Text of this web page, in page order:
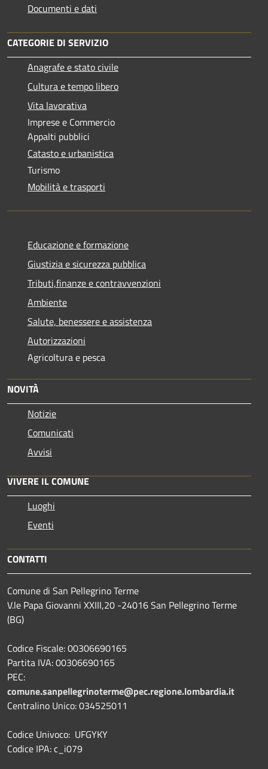
Documenti e dati
CATEGORIE DI SERVIZIO
Anagrafe e stato civile
Cultura e tempo libero
Vita lavorativa
Imprese e Commercio
Appalti pubblici
Catasto e urbanistica
Turismo
Mobilità e trasporti
Educazione e formazione
Giustizia e sicurezza pubblica
Tributi,finanze e contravvenzioni
Ambiente
Salute, benessere e assistenza
Autorizzazioni
Agricoltura e pesca
NOVITÀ
Notizie
Comunicati
Avvisi
VIVERE IL COMUNE
Luoghi
Eventi
CONTATTI
Comune di San Pellegrino Terme
V.le Papa Giovanni XXIII,20 -24016 San Pellegrino Terme
(BG)
Codice Fiscale: 00306690165
Partita IVA: 00306690165
PEC:
comune.sanpellegrinoterme@pec.regione.lombardia.it
Centralino Unico: 034525011
Codice Univoco: UFGYKY
Codice IPA: c_i079